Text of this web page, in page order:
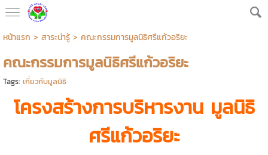
หน้าแรก > สาระน่ารู้> คณะกรรมการมูลนิธิศรีแก้วอริยะ
คณะกรรมการมูลนิธิศรีแก้วอริยะ
Tags: เกี่ยวกับมูลนิธิ
โครงสร้างการบริหารงาน มูลนิธิ
ศรีแก้วอริยะ